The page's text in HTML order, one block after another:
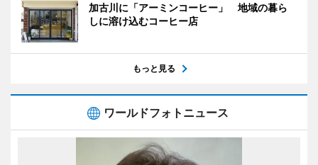
加古川に「アーミンコーヒー」 地域の暮ら
しに溶け込むコーヒー店
もっと見る
ワールドフォトニュース